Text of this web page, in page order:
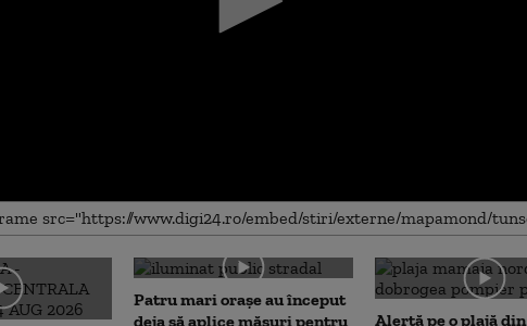
Patru mari orașe au început
deja să aplice măsuri pentru
Alertă pe o plajă din